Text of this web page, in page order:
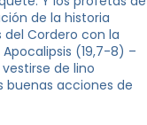
de la historia
Cordero con la
(19,7-8) –
de lino
buenas acciones de